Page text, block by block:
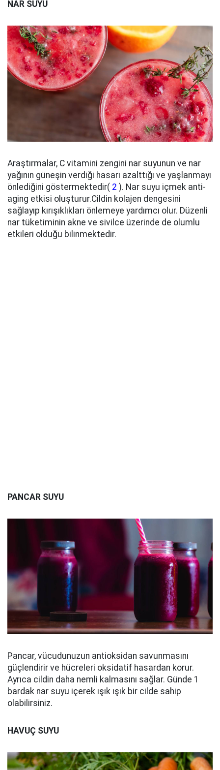
NAR SUYU
Araştırmalar, C vitamini zengini nar suyunun ve nar
yağının güneşin verdiği hasarı azalttığı ve yaşlanmayı
önlediğini göstermektedir( 2 ). Nar suyu içmek anti-
aging etkisi oluşturur.Cildin kolajen dengesini
sağlayıp kırışıklıkları önlemeye yardımcı olur. Düzenli
nar tüketiminin akne ve sivilce üzerinde de olumlu
etkileri olduğu bilinmektedir.
PANCAR SUYU
Pancar, vücudunuzun antioksidan savunmasını
güçlendirir ve hücreleri oksidatif hasardan korur.
Ayrıca cildin daha nemli kalmasını sağlar. Günde 1
bardak nar suyu içerek ışık ışık bir cilde sahip
olabilirsiniz.
HAVUÇ SUYU